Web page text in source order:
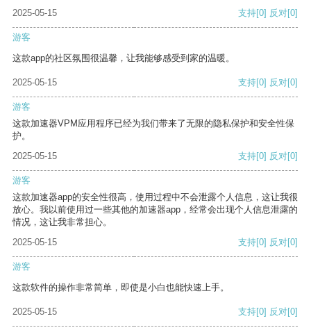
2025-05-15 支持[0] 反对[0]
游客
这款app的社区氛围很温馨，让我能够感受到家的温暖。
2025-05-15 支持[0] 反对[0]
游客
这款加速器VPM应用程序已经为我们带来了无限的隐私保护和安全性保
护。
2025-05-15
支持[0] 反对[0]
游客
这款加速器app的安全性很高，使用过程中不会泄露个人信息，这让我很
放心。我以前使用过一些其他的加速器app，经常会出现个人信息泄露的
情况，这让我非常担心。
2025-05-15
支持[0] 反对[0]
游客
这款软件的操作非常简单，即使是小白也能快速上手。
2025-05-15 支持[0] 反对[0]